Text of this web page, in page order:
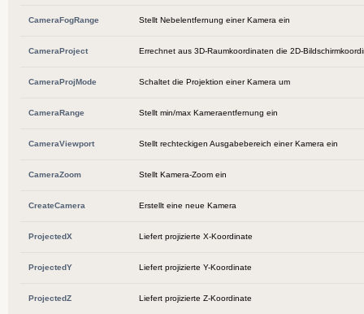
CameraFogRange Stellt Nebelentfernung einer Kamera ein
CameraProject Errechnet aus 3D-Raumkoordinaten die 2D-
CameraProjMode Schaltet die Projektion einer Kamera um
CameraRange Stellt min/max Kameraentfernung ein
CameraViewport Stellt rechteckigen Ausgabebereich einer Kamera ein
CameraZoom Stellt Kamera-Zoom ein
CreateCamera Erstellt eine neue Kamera
ProjectedX Liefert projizierte X-Koordinate
ProjectedY Liefert projizierte Y-Koordinate
ProjectedZ Liefert projizierte Z-Koordinate